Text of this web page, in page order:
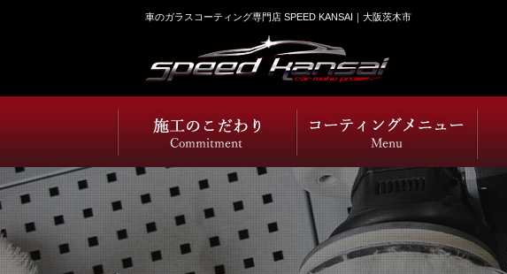
車のガラスコーティング専門店 SPEED KANSAI｜大阪茨木市